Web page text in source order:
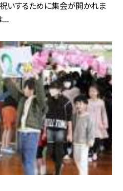
いするために集会が開かれま
...